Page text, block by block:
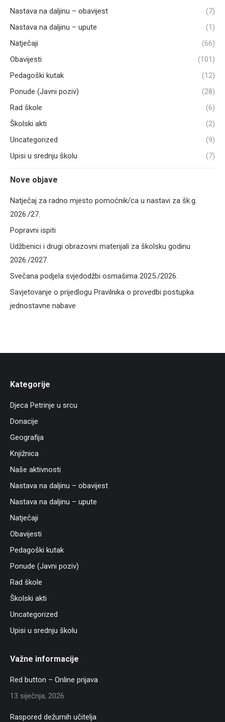
Nastava na daljinu – obavijest
(7)
Nastava na daljinu – upute
(1)
Natječaji
(66)
Obavijesti
(101)
Pedagoški kutak
(12)
Ponude (Javni poziv)
(28)
Rad škole
(6)
Školski akti
(2)
Uncategorized
(9)
Upisi u srednju školu
(7)
Nove objave
Natječaj za radno mjesto pomoćnik/ca u nastavi za šk.g.
2026./27.
Popravni ispiti
Udžbenici i drugi obrazovni materijali za školsku godinu
2026./2027.
Svečana podjela svjedodžbi osmašima 2025./2026.
Savjetovanje o prijedlogu Pravilnika o provedbi postupka
jednostavne nabave
Kategorije
Djeca Petrinje u srcu
Donacije
Geografija
Knjižnica
Naše aktivnosti
Nastava na daljinu – obavijest
Nastava na daljinu – upute
Natječaji
Obavijesti
Pedagoški kutak
Ponude (Javni poziv)
Rad škole
Školski akti
Uncategorized
Upisi u srednju školu
Važne informacije
Red button – Online prijava
13 siječnja, 2026
Raspored dežurnih učitelja